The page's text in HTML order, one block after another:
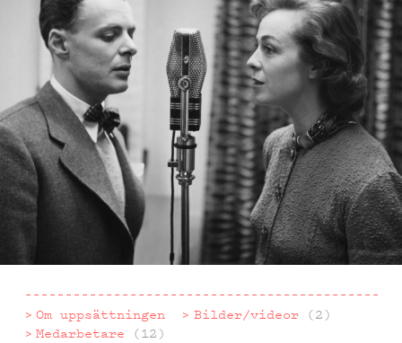
Om uppsättningen Bilder/videor (2)
Medarbetare (12)